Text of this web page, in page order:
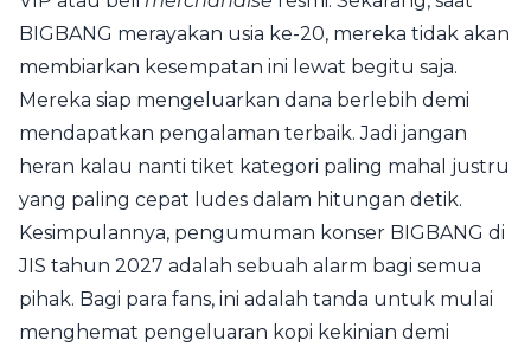
BIGBANG merayakan usia ke-20, mereka tidak akan
membiarkan kesempatan ini lewat begitu saja.
Mereka siap mengeluarkan dana berlebih demi
mendapatkan pengalaman terbaik. Jadi jangan
heran kalau nanti tiket kategori paling mahal justru
yang paling cepat ludes dalam hitungan detik.
Kesimpulannya, pengumuman konser BIGBANG di
JIS tahun 2027 adalah sebuah alarm bagi semua
pihak. Bagi para fans, ini adalah tanda untuk mulai
menghemat pengeluaran kopi kekinian demi